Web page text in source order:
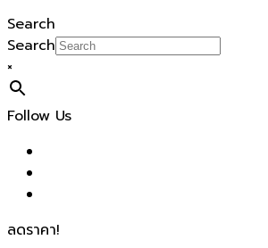
Search
Search
×
Follow Us
ลดราคา!